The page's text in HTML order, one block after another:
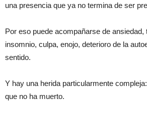
una presencia que ya no termina de ser
Por eso puede acompañarse de ansiedad,
insomnio, culpa, enojo, deterioro de la
sentido.
Y hay una herida particularmente
que no ha muerto.